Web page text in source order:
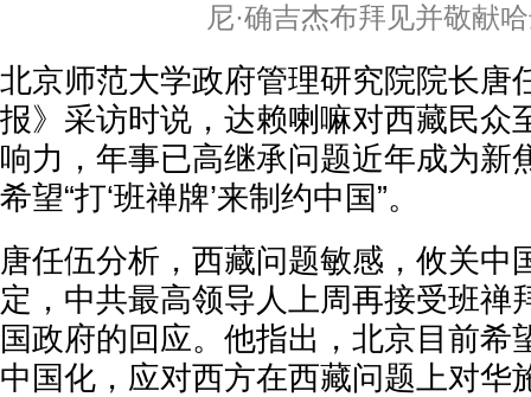
尼·确吉杰布拜见并敬献
北京师范大学政府管理研究院院长唐
报》采访时说，达赖喇嘛对西藏民众
响力，年事已高继承问题近年成为新
希望“打‘班禅牌’来制约中国”。
唐任伍分析，西藏问题敏感，攸关中
定，中共最高领导人上周再接受班禅
国政府的回应。他指出，北京目前希
中国化，应对西方在西藏问题上对华